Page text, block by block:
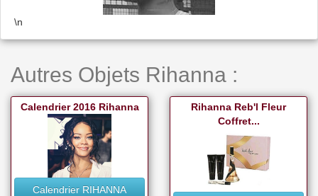
\n
Autres Objets Rihanna :
Calendrier 2016 Rihanna
Calendrier RIHANNA
Rihanna Reb'l Fleur
Coffret...